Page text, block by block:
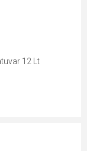
12 Lt